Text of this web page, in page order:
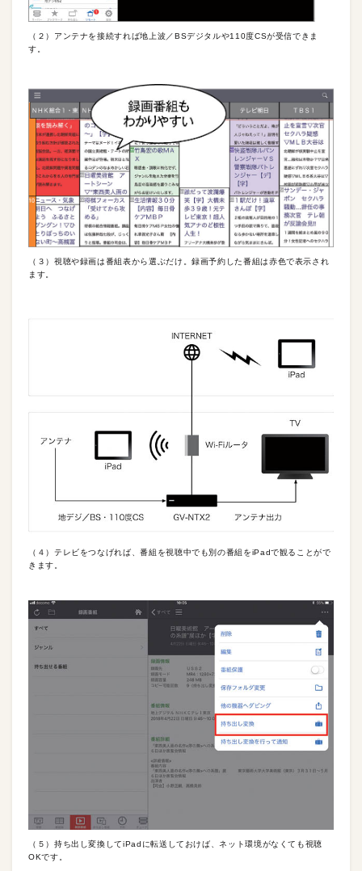
（２）アンテナを接続すれば地上波／BSデジタルや110度CSが受信できま
す。
（３）視聴や録画は番組表から選ぶだけ。録画予約した番組は赤色で表示され
ます。
（４）テレビをつなげれば、番組を視聴中でも別の番組をiPadで観ることがで
きます。
（５）持ち出し変換してiPadに転送しておけば、ネット環境がなくても視聴
OKです。